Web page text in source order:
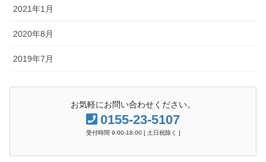
2021年1月
2020年8月
2019年7月
お気軽にお問い合わせください。
0155-23-5107
受付時間 9:00-18:00 [ 土日祝除く ]